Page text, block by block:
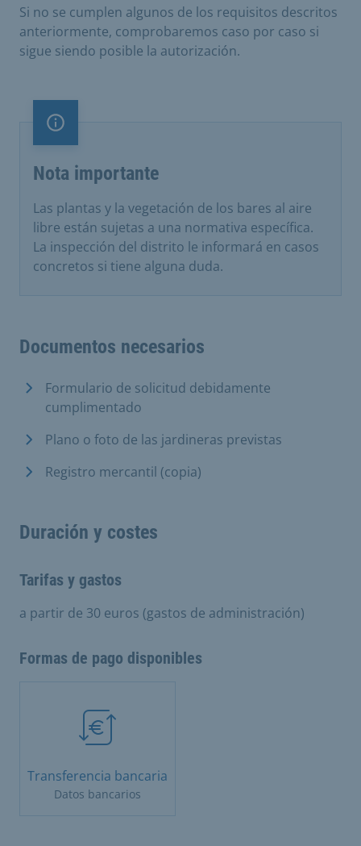
Si no se cumplen algunos de los requisitos descritos
anteriormente, comprobaremos caso por caso si
sigue siendo posible la autorización.
Nota importante
Nota importante
Las plantas y la vegetación de los bares al aire
libre están sujetas a una normativa específica.
La inspección del distrito le informará en casos
concretos si tiene alguna duda.
Documentos necesarios
Formulario de solicitud debidamente
cumplimentado
Plano o foto de las jardineras previstas
Registro mercantil (copia)
Duración y costes
Tarifas y gastos
a partir de 30 euros (gastos de administración)
Formas de pago disponibles
Transferencia bancaria
Datos bancarios